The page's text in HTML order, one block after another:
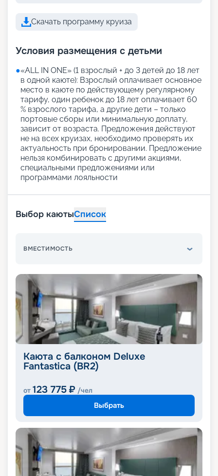
Скачать программу круиза
Условия размещения с детьми
●«АLL IN ONE» (1 взрослый + до 3 детей до 18 лет
в одной каюте): Взрослый оплачивает основное
место в каюте по действующему регулярному
тарифу, один ребенок до 18 лет оплачивает 60
% взрослого тарифа, а другие дети – только
портовые сборы или минимальную доплату,
зависит от возраста. Предложения действуют
не на всех круизах, необходимо проверять их
актуальность при бронировании. Предложение
нельзя комбинировать с другими акциями,
специальными предложениями или
программами лояльности
Выбор каютыСписок
ВМЕСТИМОСТЬ
Каюта с балконом Deluxe
Fantastica (BR2)
от 123 775 ₽ /чел
Выбрать